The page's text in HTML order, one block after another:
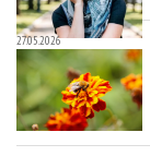
27.05.2026